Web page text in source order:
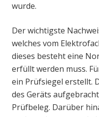
wurde.
Der wichtigste
welches vom
dieses besteht eine
erfüllt werden muss.
ein Prüfsiegel erstellt.
des Geräts
Prüfbeleg. Darüber